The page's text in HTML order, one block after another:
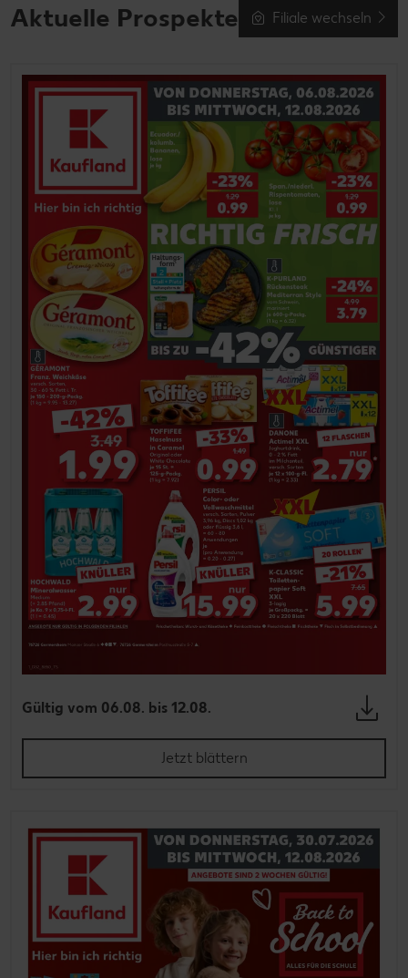
Aktuelle Prospekte Filiale wechseln
Gültig vom 06.08. bis 12.08.
Jetzt blättern